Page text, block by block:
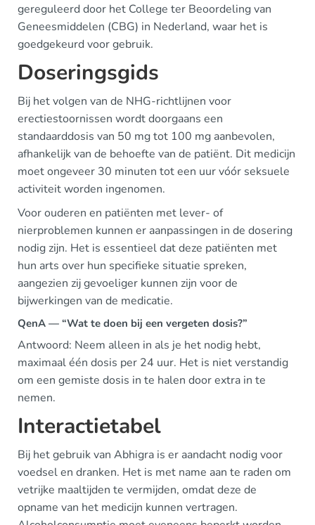
gereguleerd door het College ter Beoordeling van
Geneesmiddelen (CBG) in Nederland, waar het is
goedgekeurd voor gebruik.
Doseringsgids
Bij het volgen van de NHG-richtlijnen voor
erectiestoornissen wordt doorgaans een
standaarddosis van 50 mg tot 100 mg aanbevolen,
afhankelijk van de behoefte van de patiënt. Dit medicijn
moet ongeveer 30 minuten tot een uur vóór seksuele
activiteit worden ingenomen.
Voor ouderen en patiënten met lever- of
nierproblemen kunnen er aanpassingen in de dosering
nodig zijn. Het is essentieel dat deze patiënten met
hun arts over hun specifieke situatie spreken,
aangezien zij gevoeliger kunnen zijn voor de
bijwerkingen van de medicatie.
QenA — “Wat te doen bij een vergeten dosis?”
Antwoord: Neem alleen in als je het nodig hebt,
maximaal één dosis per 24 uur. Het is niet verstandig
om een gemiste dosis in te halen door extra in te
nemen.
Interactietabel
Bij het gebruik van Abhigra is er aandacht nodig voor
voedsel en dranken. Het is met name aan te raden om
vetrijke maaltijden te vermijden, omdat deze de
opname van het medicijn kunnen vertragen.